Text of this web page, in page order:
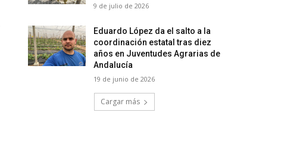
9 de julio de 2026
Eduardo López da el salto a la
coordinación estatal tras diez
años en Juventudes Agrarias de
Andalucía
19 de junio de 2026
Cargar más